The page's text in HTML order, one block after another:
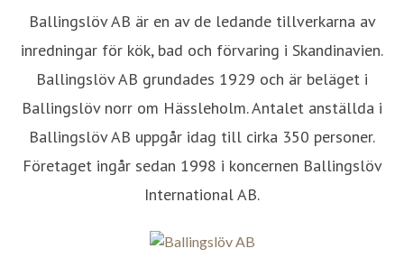
Ballingslöv AB är en av de ledande tillverkarna av
inredningar för kök, bad och förvaring i Skandinavien.
Ballingslöv AB grundades 1929 och är beläget i
Ballingslöv norr om Hässleholm. Antalet anställda i
Ballingslöv AB uppgår idag till cirka 350 personer.
Företaget ingår sedan 1998 i koncernen Ballingslöv
International AB.